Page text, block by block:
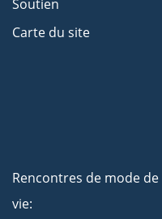
Soutien
Carte du site
Rencontres de mode de
vie: